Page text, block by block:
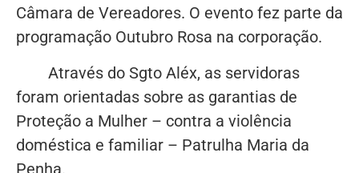
Câmara de Vereadores. O evento fez parte da
programação Outubro Rosa na corporação.
Através do Sgto Aléx, as servidoras
foram orientadas sobre as garantias de
Proteção a Mulher – contra a violência
doméstica e familiar – Patrulha Maria da
Penha.